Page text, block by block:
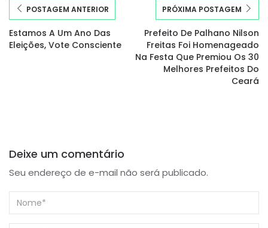
POSTAGEM ANTERIOR
Estamos A Um Ano Das
Eleições, Vote Consciente
PRÓXIMA POSTAGEM
Prefeito De Palhano Nilson
Freitas Foi Homenageado
Na Festa Que Premiou Os 30
Melhores Prefeitos Do
Ceará
Deixe um comentário
Seu endereço de e-mail não será publicado.